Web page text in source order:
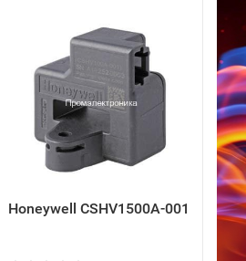
Honeywell CSHV1500A-001